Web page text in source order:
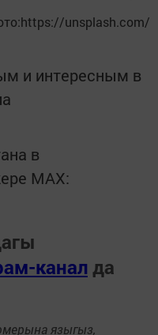
unsplash.com/
и интересным в
в
MАХ:
канал да
языгыз,